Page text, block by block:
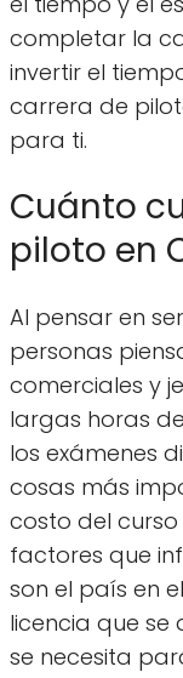
completar la
invertir el
carrera de
para ti.
Cuánto
piloto en
Al pensar en
personas
comerciales y
largas horas
los exámenes
cosas más
costo del
factores que
son el país en
licencia que se
se necesita